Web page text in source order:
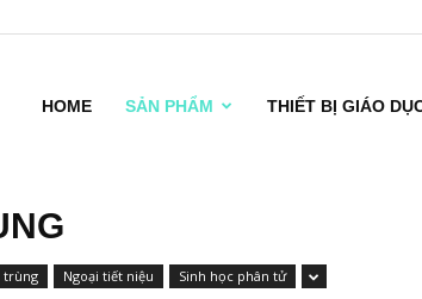
HOME SẢN PHẨM THIẾT BỊ GIÁO
trùng Ngoại tiết niệu Sinh học phân tử